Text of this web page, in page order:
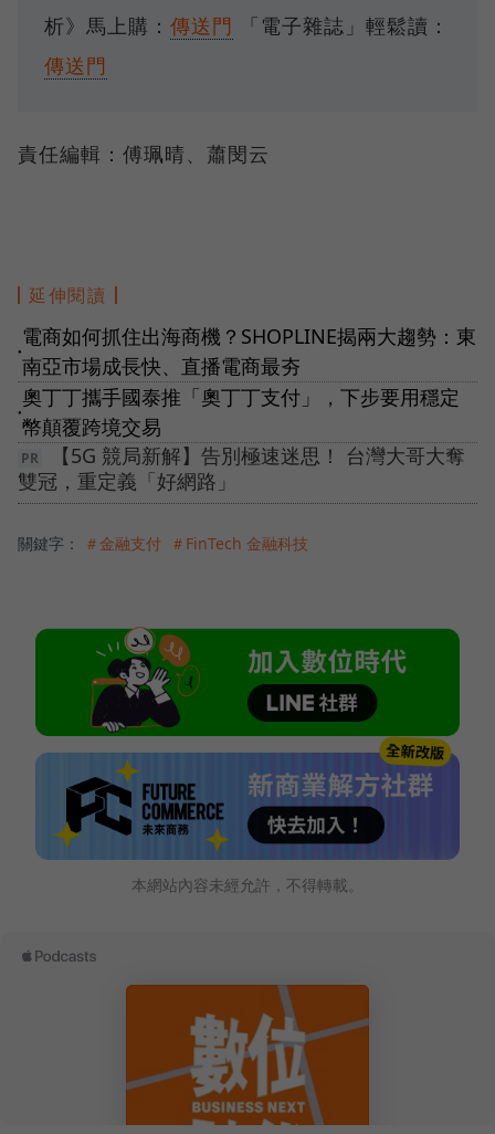
析》馬上購： 傳送門
「電子雜誌」輕鬆讀：
傳送門
責任編輯：傅珮晴、蕭閔云
延伸閱讀
●
電商如何抓住出海商機？SHOPLINE揭兩大趨勢：東
南亞市場成長快、直播電商最夯
●
奧丁丁攜手國泰推「奧丁丁支付」，下步要用穩定
幣顛覆跨境交易
【5G 競局新解】告別極速迷思！ 台灣大哥大奪
雙冠，重定義「好網路」
關鍵字： ＃金融支付 ＃FinTech 金融科技
本網站內容未經允許，不得轉載。